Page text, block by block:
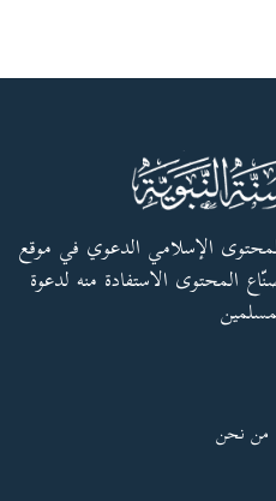
الإسلامي الدعوي في موقع
المحتوى الاستفادة منه لدعوة
من نحن